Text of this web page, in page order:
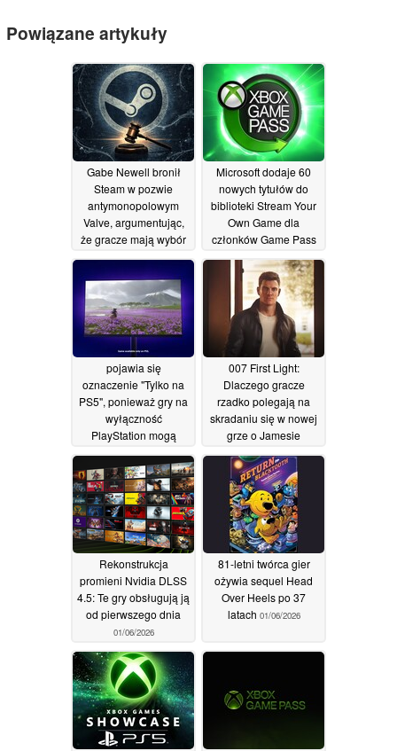
Powiązane artykuły
Gabe Newell bronił
Steam w pozwie
antymonopolowym
Valve, argumentując,
że gracze mają wybór
02/06/2026
Microsoft dodaje 60
nowych tytułów do
biblioteki Stream Your
Own Game dla
członków Game Pass
02/06/2026
pojawia się
oznaczenie "Tylko na
PS5", ponieważ gry na
wyłączność
PlayStation mogą
02/06/2026
007 First Light:
Dlaczego gracze
rzadko polegają na
skradaniu się w nowej
grze o Jamesie
02/06/2026
Rekonstrukcja
promieni Nvidia DLSS
4.5: Te gry obsługują ją
od pierwszego dnia
01/06/2026
81-letni twórca gier
ożywia sequel Head
Over Heels po 37
latach 01/06/2026